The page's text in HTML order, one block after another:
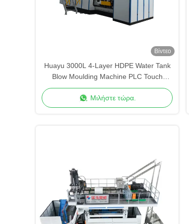
Βίντεο
Huayu 3000L 4-Layer HDPE Water Tank
Blow Moulding Machine PLC Touch
Screen Control Versatile Container
Production
Μιλήστε τώρα.